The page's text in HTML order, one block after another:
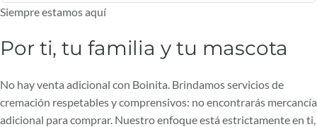
Siempre estamos aquí
Por ti, tu familia y tu mascota
No hay venta adicional con Boinita. Brindamos servicios de
cremación respetables y comprensivos: no encontrarás mercancía
adicional para comprar. Nuestro enfoque está estrictamente en ti,